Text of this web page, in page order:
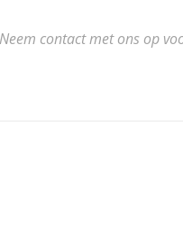
contact met ons op